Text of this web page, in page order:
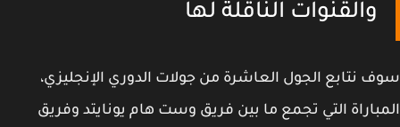
والقنوات الناقلة لها
نتابع الجول العاشرة من جولات الدوري الإنجليزي،
التي تجمع ما بين فريق وست هام يونايتد وفريق